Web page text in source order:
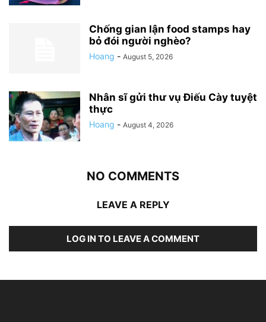
Chống gian lận food stamps hay
bỏ đói người nghèo?
Hoang - August 5, 2026
Nhân sĩ gửi thư vụ Điếu Cày tuyệt
thực
Hoang - August 4, 2026
NO COMMENTS
LEAVE A REPLY
LOG IN TO LEAVE A COMMENT